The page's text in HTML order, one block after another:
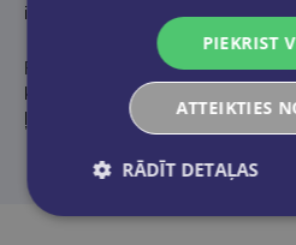
izdevums par ģimenes
Papildus ģimenei un darbam
klasiskajiem automobiļiem un
ļauj izprast cilvēci tās dažādajās
PIEKRIST
ATTEIKTIES
RĀDĪT DETAĻAS